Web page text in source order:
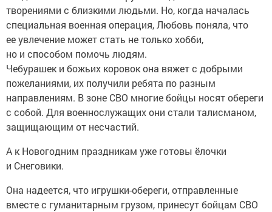
творениями с близкими людьми. Но, когда началась
специальная военная операция, Любовь поняла, что
ее увлечение может стать не только хобби,
но и способом помочь людям.
Чебурашек и божьих коровок она вяжет с добрыми
пожеланиями, их получили ребята по разным
направлениям. В зоне СВО многие бойцы носят обереги
с собой. Для военнослужащих они стали талисманом,
защищающим от несчастий.
А к Новогодним праздникам уже готовы ёлочки
и Снеговики.
Она надеется, что игрушки-обереги, отправленные
вместе с гуманитарным грузом, принесут бойцам СВО